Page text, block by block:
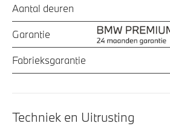
Aantal deuren
Garantie
Fabrieksgarantie
Techniek en Uitrusting